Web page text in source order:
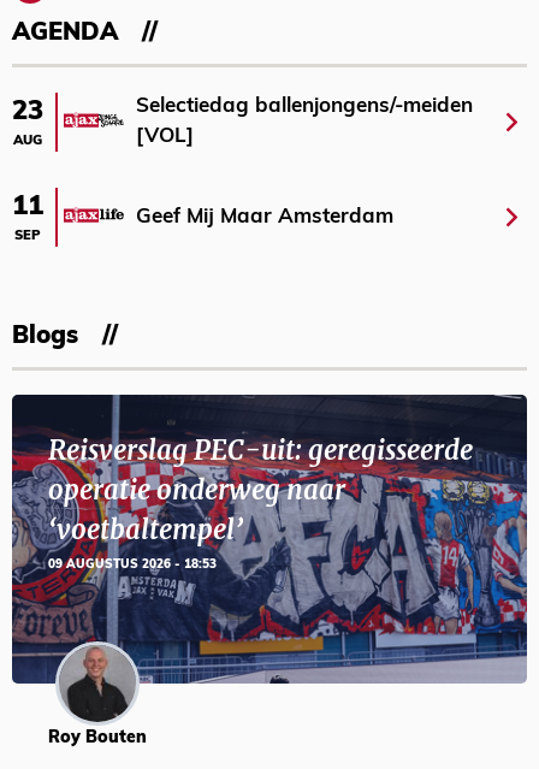
AGENDA
23
AUG
Selectiedag ballenjongens/-meiden
[VOL]
11
SEP
Geef Mij Maar Amsterdam
Blogs
Reisverslag PEC-uit: geregisseerde
operatie onderweg naar
‘voetbaltempel’
09 AUGUSTUS 2026 - 18:53
Roy Bouten